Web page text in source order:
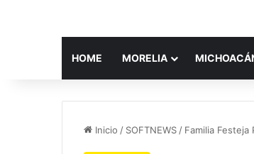
HOME MORELIA
Inicio / SOFTNEWS / Familia